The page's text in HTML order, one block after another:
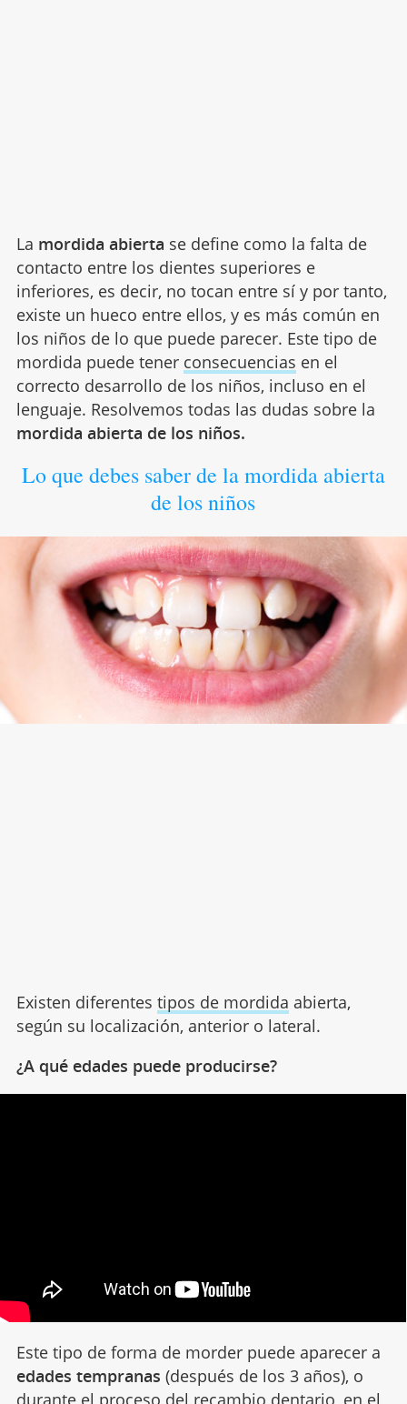
La mordida abierta se define como la falta de
contacto entre los dientes superiores e
inferiores, es decir, no tocan entre sí y por tanto,
existe un hueco entre ellos, y es más común en
los niños de lo que puede parecer. Este tipo de
mordida puede tener consecuencias en el
correcto desarrollo de los niños, incluso en el
lenguaje. Resolvemos todas las dudas sobre la
mordida abierta de los niños.
Lo que debes saber de la mordida abierta
de los niños
Existen diferentes tipos de mordida abierta,
según su localización, anterior o lateral.
¿A qué edades puede producirse?
Este tipo de forma de morder puede aparecer a
edades tempranas (después de los 3 años), o